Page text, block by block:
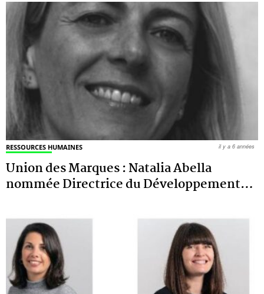
RESSOURCES HUMAINES
Union des Marques : Natalia Abella
nommée Directrice du Développement…
il y a 6 années